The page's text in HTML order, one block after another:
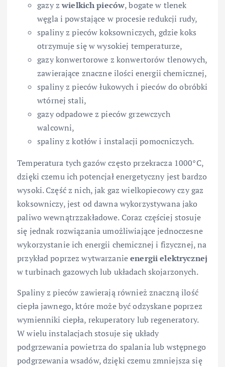
gazy zwielkich pieców, bogate w tlenek
węgla i powstające w procesie redukcji rudy,
spaliny z pieców koksowniczych, gdzie koks
otrzymuje się w wysokiej temperaturze,
gazy konwertorowe z konwertorów tlenowych,
zawierające znaczne ilości energii chemicznej,
spaliny z pieców łukowych i pieców do obróbki
wtórnej stali,
gazy odpadowe z pieców grzewczych
walcowni,
spaliny z kotłów i instalacji pomocniczych.
Temperatura tych gazów często przekracza 1000°C,
dzięki czemu ich potencjał energetyczny jest bardzo
wysoki. Część z nich, jak gaz wielkopiecowy czy gaz
koksowniczy, jest od dawna wykorzystywana jako
paliwo wewnątrzzakładowe. Coraz częściej stosuje
się jednak rozwiązania umożliwiające jednoczesne
wykorzystanie ich energii chemicznej i fizycznej, na
przykład poprzez wytwarzanieenergii elektrycznej
w turbinach gazowych lub układach skojarzonych.
Spaliny z pieców zawierają również znaczną ilość
ciepła jawnego, które może być odzyskane poprzez
wymienniki ciepła, rekuperatory lub regeneratory.
W wielu instalacjach stosuje się układy
podgrzewania powietrza do spalania lub wstępnego
podgrzewania wsadów, dzięki czemu zmniejsza się